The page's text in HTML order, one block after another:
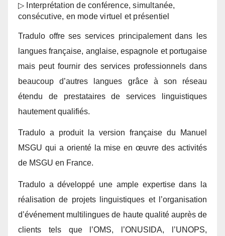
▷ Interprétation de conférence, simultanée,
consécutive, en mode virtuel et présentiel
Tradulo offre ses services principalement dans les
langues française, anglaise, espagnole et portugaise
mais peut fournir des services professionnels dans
beaucoup d’autres langues grâce à son réseau
étendu de prestataires de services linguistiques
hautement qualifiés.
Tradulo a produit la version française du Manuel
MSGU qui a orienté la mise en œuvre des activités
de MSGU en France.
Tradulo a développé une ample expertise dans la
réalisation de projets linguistiques et l’organisation
d’événement multilingues de haute qualité auprès de
clients tels que l’OMS, l’ONUSIDA, l’UNOPS,